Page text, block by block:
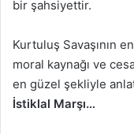
bir şahsiyettir.
Kurtuluş Savaşının
moral kaynağı ve
en güzel şekliyle
İstiklal Marşı…